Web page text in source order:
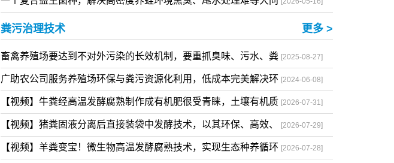
【视频】高蛋白浮萍水生饲料，养鱼行业主流新选择[2026-05-19]
一个复合益生菌种，解决高密度养蛙环境黑臭、尾水处理难等大问 [2026-05-16]
粪污治理技术 更多 >
畜禽养殖场要达到不对外污染的长效机制，要重抓臭味、污水、粪[2025-08-27]
广助农公司服务养殖场环保与粪污资源化利用，低成本完美解决环[2024-06-08]
【视频】牛粪经高温发酵腐熟制作成有机肥很受青睐，土壤有机质[2026-07-31]
【视频】猪粪固液分离后直接装袋中发酵技术，以其环保、高效、[2026-07-29]